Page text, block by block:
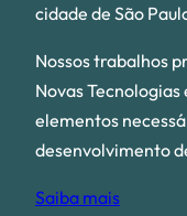
cidade de São
Nossos trabalhos
Novas
elementos
desenvolvimento
Saiba mais